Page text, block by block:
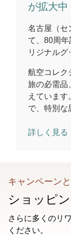
が拡大中
名古屋（セ
て、80周
リジナルグ
航空コレク
旅の必需品
えていま
で、特別な
詳しく見る
キャンペーン
ショッピ
さらに多くのリ
ください。